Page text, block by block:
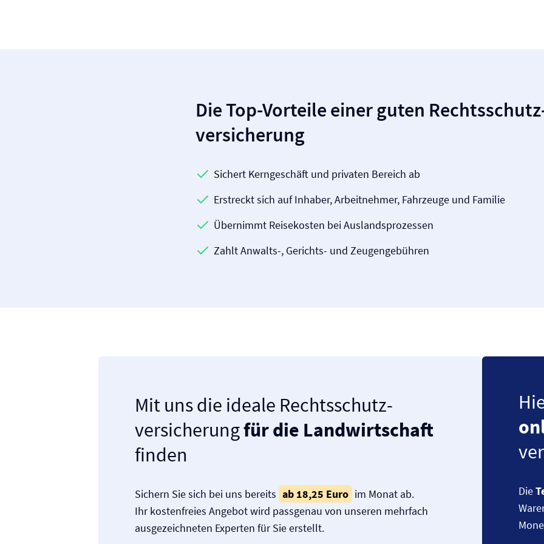
Die Top-Vorteile einer guten
versicherung
Sichert Kerngeschäft und privaten Bereich ab
Erstreckt sich auf Inhaber, Arbeitnehmer, Fahrzeuge und Familie
Übernimmt Reisekosten bei Auslandsprozessen
Zahlt Anwalts-, Gerichts- und Zeugengebühren
Mit uns die ideale Rechtsschutz­
versicherungfür die Landwirtschaft
finden
Sichern Sie sich bei uns bereits ab 18,25 Euro im Monat ab.
Ihr kostenfreies Angebot wird passgenau von unseren mehrfach
ausgezeichneten Experten für Sie erstellt.
Die